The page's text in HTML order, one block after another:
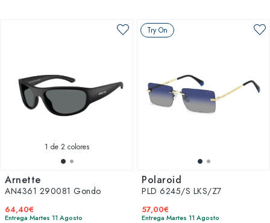
1 de 2 colores
Arnette
AN4361 290081 Gondo
64,40€
Entrega Martes 11 Agosto
Try On
Polaroid
PLD 6245/S LKS/Z7
57,00€
Entrega Martes 11 Agosto